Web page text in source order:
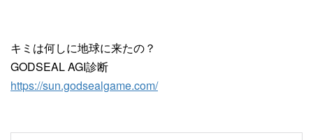
キミは何しに地球に来たの？
GODSEAL AGI診断
https://sun.godsealgame.com/